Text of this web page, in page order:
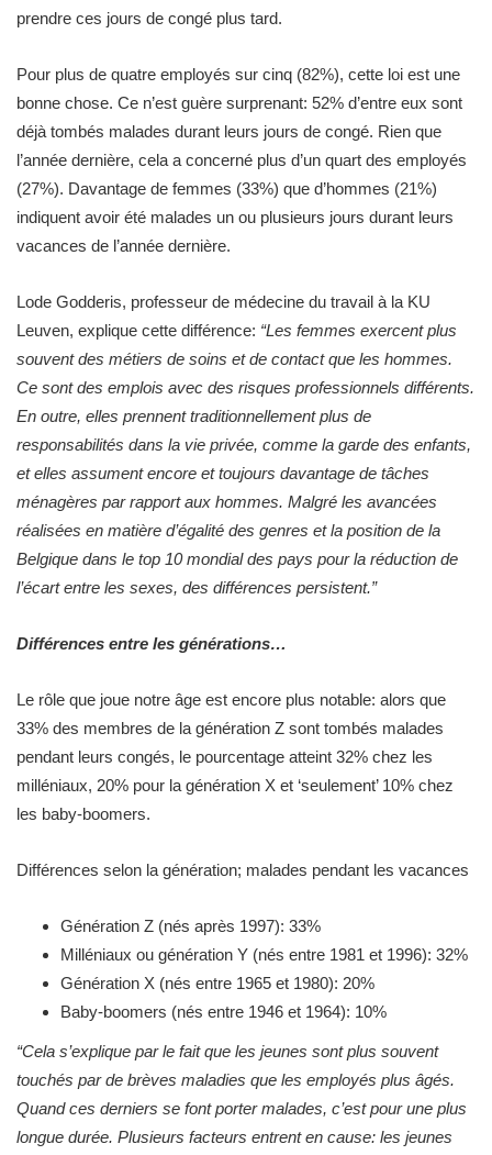
prendre ces jours de congé plus tard. ​
Pour plus de quatre employés sur cinq (82%), cette loi est une
bonne chose. Ce n’est guère surprenant: 52% d’entre eux sont
déjà tombés malades durant leurs jours de congé. Rien que
l’année dernière, cela a concerné plus d’un quart des employés
(27%). Davantage de femmes (33%) que d’hommes (21%)
indiquent avoir été malades un ou plusieurs jours durant leurs
vacances de l’année dernière.
Lode Godderis, professeur de médecine du travail à la KU
Leuven, explique cette différence: “Les femmes exercent plus
souvent des métiers de soins et de contact que les hommes.
Ce sont des emplois avec des risques professionnels différents.
En outre, elles prennent traditionnellement plus de
responsabilités dans la vie privée, comme la garde des enfants,
et elles assument encore et toujours davantage de tâches
ménagères par rapport aux hommes. Malgré les avancées
réalisées en matière d’égalité des genres et la position de la
Belgique dans le top 10 mondial des pays pour la réduction de
l’écart entre les sexes, des différences persistent.”
Différences entre les générations…
Le rôle que joue notre âge est encore plus notable: alors que
33% des membres de la génération Z sont tombés malades
pendant leurs congés, le pourcentage atteint 32% chez les
milléniaux, 20% pour la génération X et ‘seulement’ 10% chez
les baby-boomers.
Différences selon la génération; malades pendant les vacances
Génération Z (nés après 1997): 33%
Milléniaux ou génération Y (nés entre 1981 et 1996): 32%
Génération X (nés entre 1965 et 1980): 20%
Baby-boomers (nés entre 1946 et 1964): 10%
“Cela s’explique par le fait que les jeunes sont plus souvent
touchés par de brèves maladies que les employés plus âgés.
Quand ces derniers se font porter malades, c’est pour une plus
longue durée. Plusieurs facteurs entrent en cause: les jeunes